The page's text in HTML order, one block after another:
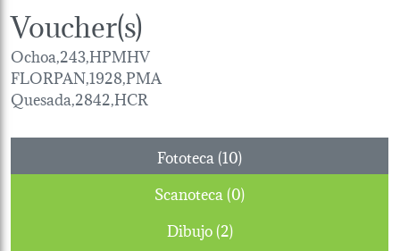
Voucher(s)
Ochoa,243,HPMHV
FLORPAN,1928,PMA
Quesada,2842,HCR
Fototeca (10)
Scanoteca (0)
Dibujo (2)